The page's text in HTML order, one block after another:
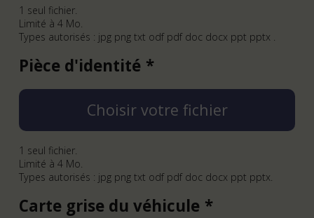
1 seul fichier.
Limité à 4 Mo.
Types autorisés : jpg png txt odf pdf doc docx ppt pptx .
Pièce d'identité
Choisir votre fichier
1 seul fichier.
Limité à 4 Mo.
Types autorisés : jpg png txt odf pdf doc docx ppt pptx.
Carte grise du véhicule